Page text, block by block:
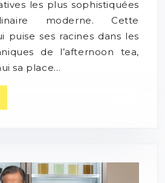
les plus sophistiquées
moderne. Cette
puise ses racines dans les
de l’afternoon tea,
sa place…